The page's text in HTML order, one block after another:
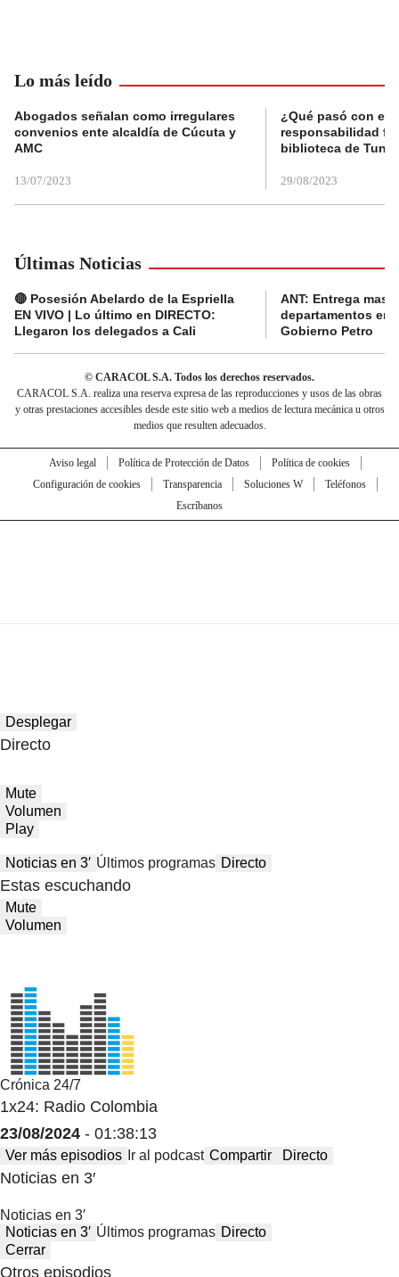
Lo más leído
Abogados señalan como irregulares
convenios ente alcaldía de Cúcuta y
AMC
13/07/2023
¿Qué pasó con el
responsabilidad
biblioteca de
29/08/2023
Últimas Noticias
🔴 Posesión Abelardo de la Espriella
EN VIVO | Lo último en DIRECTO:
Llegaron los delegados a Cali
ANT: Entrega
departamentos en
Gobierno Petro
© CARACOL S.A. Todos los derechos reservados.
CARACOL S.A. realiza una reserva expresa de las reproducciones y usos de las obras
y otras prestaciones accesibles desde este sitio web a medios de lectura mecánica u otros
medios que resulten adecuados.
Aviso legal Política de Protección de Datos
Política de cookies
Configuración de cookies
Transparencia Soluciones W
Teléfonos
Escríbanos
Desplegar
Directo
Mute
Volumen
Play
Noticias en 3′ Últimos programas Directo
Estas escuchando
Mute
Volumen
Crónica 24/7
1x24: Radio Colombia
23/08/2024 - 01:38:13
Ver más episodios Ir al podcast Compartir Directo
Noticias en 3′
Noticias en 3′
Noticias en 3′ Últimos programas Directo
Cerrar
Otros episodios